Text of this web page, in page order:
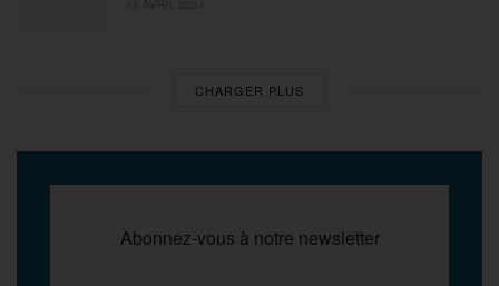
CHARGER PLUS
Abonnez-vous à notre newsletter